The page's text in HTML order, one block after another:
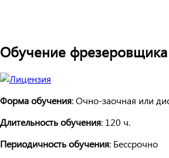
Обучение фрезеровщика
Форма обучения: Очно-заочная или
Длительность обучения: 120 ч.
Периодичность обучения: Бессрочно